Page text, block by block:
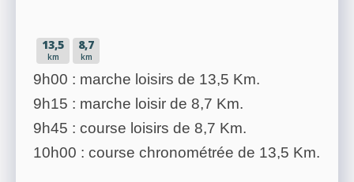
13,5
km
8,7
km
9h00 : marche loisirs de 13,5 Km.
9h15 : marche loisir de 8,7 Km.
9h45 : course loisirs de 8,7 Km.
10h00 : course chronométrée de 13,5 Km.